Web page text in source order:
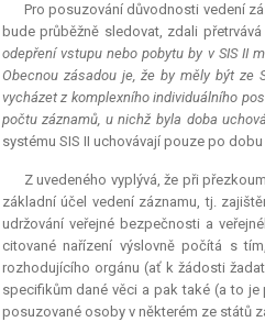
Pro posuzování důvodnosti vedení
bude průběžně sledovat, zdali
odepření vstupu nebo pobytu by v SIS II
Obecnou zásadou je, že by měly být ze
vycházet z komplexního individuálního
počtu záznamů, u nichž byla doba
systému SIS II uchovávají pouze po
Z uvedeného vyplývá, že při
základní účel vedení záznamu, tj.
udržování veřejné bezpečnosti a
citované nařízení výslovně počítá s
rozhodujícího orgánu (ať k žádosti
specifikům dané věci a pak také (a to
posuzované osoby v některém ze států